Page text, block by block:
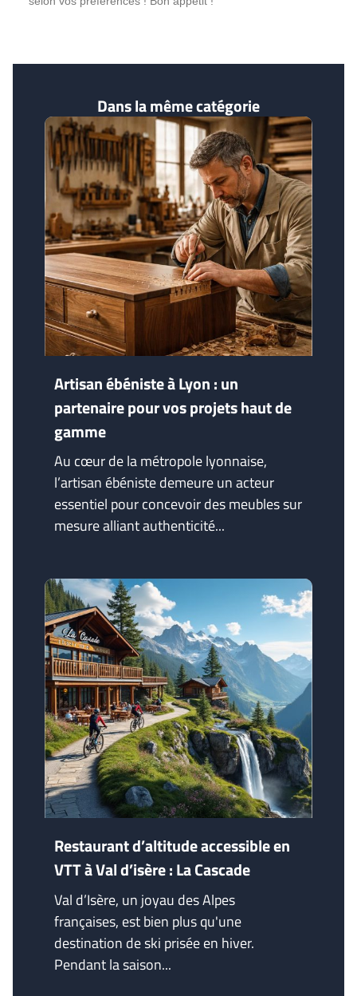
Dans la même catégorie
Artisan ébéniste à Lyon : un
partenaire pour vos projets haut de
gamme
Au cœur de la métropole lyonnaise,
l’artisan ébéniste demeure un acteur
essentiel pour concevoir des meubles sur
mesure alliant authenticité...
Restaurant d’altitude accessible en
VTT à Val d’isère : La Cascade
Val d’Isère, un joyau des Alpes
françaises, est bien plus qu'une
destination de ski prisée en hiver.
Pendant la saison...